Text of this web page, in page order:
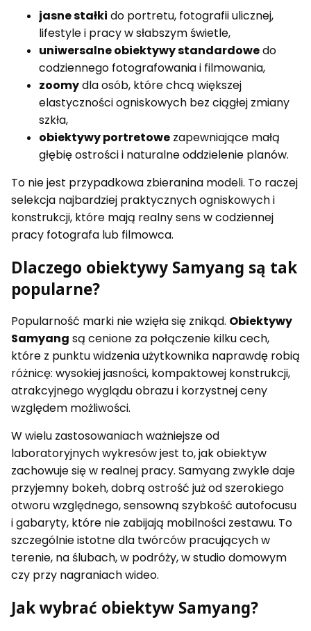
jasne stałki do portretu, fotografii ulicznej,
lifestyle i pracy w słabszym świetle,
uniwersalne obiektywy standardowedo
codziennego fotografowania i filmowania,
zoomydla osób, które chcą większej
elastyczności ogniskowych bez ciągłej zmiany
szkła,
obiektywy portretowe zapewniające małą
głębię ostrości i naturalne oddzielenie planów.
To nie jest przypadkowa zbieranina modeli. To raczej
selekcja najbardziej praktycznych ogniskowych i
konstrukcji, które mają realny sens w codziennej
pracy fotografa lub filmowca.
Dlaczego obiektywy Samyang są tak
popularne?
Popularność marki nie wzięła się znikąd. Obiektywy
Samyang są cenione za połączenie kilku cech,
które z punktu widzenia użytkownika naprawdę robią
różnicę: wysokiej jasności, kompaktowej konstrukcji,
atrakcyjnego wyglądu obrazu i korzystnej ceny
względem możliwości.
W wielu zastosowaniach ważniejsze od
laboratoryjnych wykresów jest to, jak obiektyw
zachowuje się w realnej pracy. Samyang zwykle daje
przyjemny bokeh, dobrą ostrość już od szerokiego
otworu względnego, sensowną szybkość autofocusu
i gabaryty, które nie zabijają mobilności zestawu. To
szczególnie istotne dla twórców pracujących w
terenie, na ślubach, w podróży, w studio domowym
czy przy nagraniach wideo.
Jak wybrać obiektyw Samyang?